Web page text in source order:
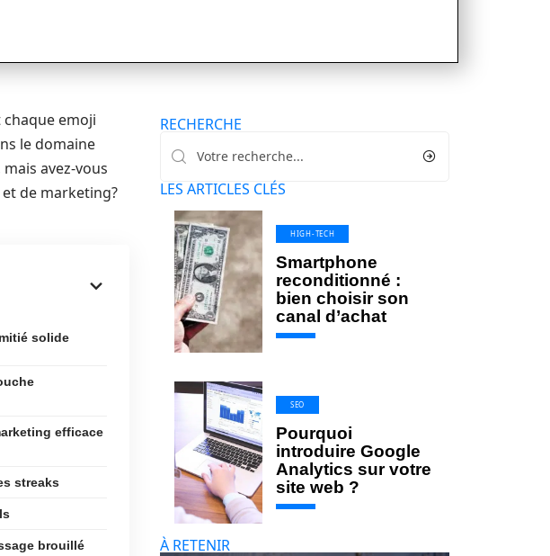
chaque emoji
le domaine
avez-vous
de marketing?
solide
efficace
streaks
brouillé
RECHERCHE
LES ARTICLES CLÉS
HIGH-TECH
Smartphone
reconditionné :
bien choisir son
canal d’achat
SEO
Pourquoi
introduire Google
Analytics sur votre
site web ?
À RETENIR